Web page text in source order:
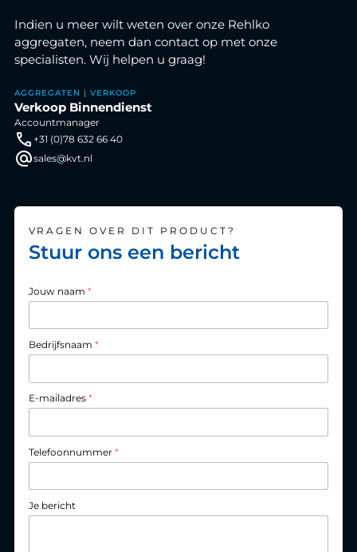
Indien u meer wilt weten over onze Rehlko
aggregaten, neem dan contact op met onze
specialisten. Wij helpen u graag!
AGGREGATEN | VERKOOP
Verkoop Binnendienst
Accountmanager
+31 (0)78 632 66 40
sales@kvt.nl
VRAGEN OVER DIT PRODUCT?
Stuur ons een bericht
Jouw naam *
Bedrijfsnaam *
E-mailadres *
Telefoonnummer *
Je bericht